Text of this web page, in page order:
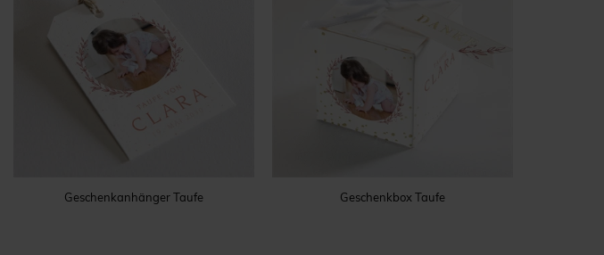
Geschenkanhänger Taufe Geschenkbox Taufe